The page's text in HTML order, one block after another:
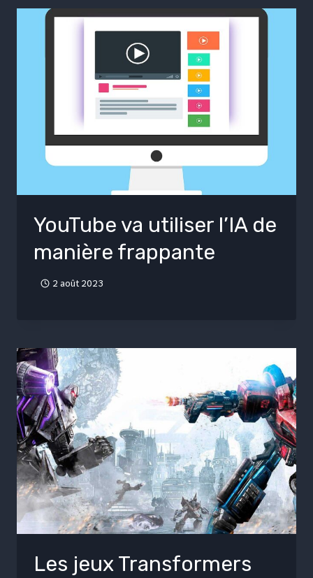
YouTube va utiliser l’IA de
manière frappante
2 août 2023
Les jeux Transformers